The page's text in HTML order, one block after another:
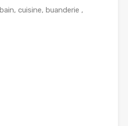
cuisine, buanderie ,